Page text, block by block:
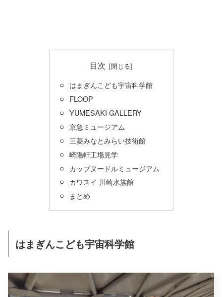
目次
はまぎんこども宇宙科学館
FLOOP
YUMESAKI GALLERY
京急ミュージアム
三菱みなとみらい技術館
崎陽軒工場見学
カップヌードルミュージアム
カワスイ 川崎水族館
まとめ
はまぎんこども宇宙科学館